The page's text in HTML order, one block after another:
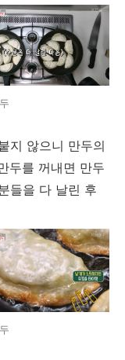
지 않으니 만두의
두를 꺼내면 만두
들을 다 날린 후